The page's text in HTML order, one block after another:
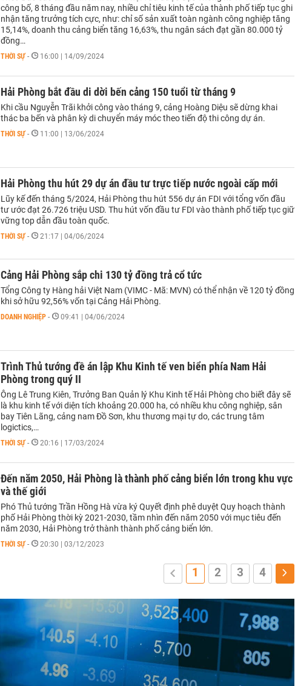
công bố, 8 tháng đầu năm nay, nhiều chỉ tiêu kinh tế của thành phố tiếp tục ghi
nhận tăng trưởng tích cực, như: chỉ số sản xuất toàn ngành công nghiệp tăng
15,14%, doanh thu cảng biển tăng 16,63%, thu ngân sách đạt gần 80.000 tỷ
đồng…
THỜI SỰ - 16:00 | 14/09/2024
Hải Phòng bắt đầu di dời bến cảng 150 tuổi từ tháng 9
Khi cầu Nguyễn Trãi khởi công vào tháng 9, cảng Hoàng Diệu sẽ dừng khai
thác ba bến và phân kỳ di chuyển máy móc theo tiến độ thi công dự án.
THỜI SỰ - 11:00 | 13/06/2024
Hải Phòng thu hút 29 dự án đầu tư trực tiếp nước ngoài cấp mới
Lũy kế đến tháng 5/2024, Hải Phòng thu hút 556 dự án FDI với tổng vốn đầu
tư ước đạt 26.726 triệu USD. Thu hút vốn đầu tư FDI vào thành phố tiếp tục giữ
vững top dẫn đầu toàn quốc.
THỜI SỰ - 21:17 | 04/06/2024
Cảng Hải Phòng sắp chi 130 tỷ đồng trả cổ tức
Tổng Công ty Hàng hải Việt Nam (VIMC - Mã: MVN) có thể nhận về 120 tỷ đồng
khi sở hữu 92,56% vốn tại Cảng Hải Phòng.
DOANH NGHIỆP - 09:41 | 04/06/2024
Trình Thủ tướng đề án lập Khu Kinh tế ven biển phía Nam Hải
Phòng trong quý II
Ông Lê Trung Kiên, Trưởng Ban Quản lý Khu Kinh tế Hải Phòng cho biết đây sẽ
là khu kinh tế với diện tích khoảng 20.000 ha, có nhiều khu công nghiệp, sân
bay Tiên Lãng, cảng nam Đồ Sơn, khu thương mại tự do, các trung tâm
logictics,…
THỜI SỰ - 20:16 | 17/03/2024
Đến năm 2050, Hải Phòng là thành phố cảng biển lớn trong khu vực
và thế giới
Phó Thủ tướng Trần Hồng Hà vừa ký Quyết định phê duyệt Quy hoạch thành
phố Hải Phòng thời kỳ 2021-2030, tầm nhìn đến năm 2050 với mục tiêu đến
năm 2030, Hải Phòng trở thành thành phố cảng biển lớn.
THỜI SỰ - 20:30 | 03/12/2023
1 2 3 4